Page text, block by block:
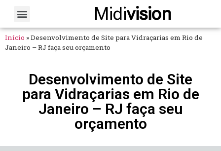
Midivision
Início »Desenvolvimento de Site para Vidraçarias em Rio de
Janeiro – RJ faça seu orçamento
Desenvolvimento de Site
para Vidraçarias em Rio de
Janeiro – RJ faça seu
orçamento